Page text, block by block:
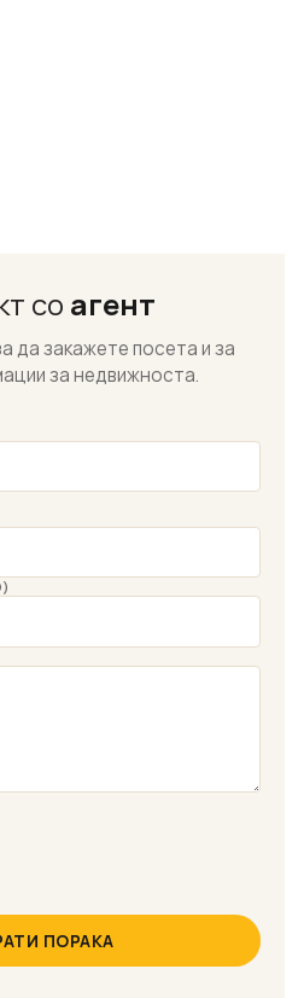
со агент
да закажете посета и за
за недвижноста.
ПОРАКА